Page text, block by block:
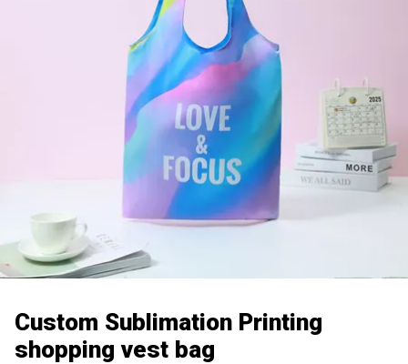
Custom Sublimation Printing
shopping vest bag